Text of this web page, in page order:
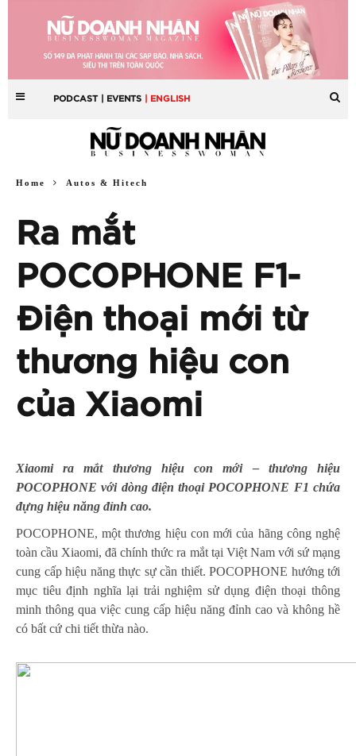
PODCAST | EVENTS | ENGLISH
Home Autos & Hitech
Ra mắt
POCOPHONE F1-
Điện thoại mới từ
thương hiệu con
của Xiaomi
Xiaomi ra mắt thương hiệu con mới – thương hiệu
POCOPHONE với dòng điện thoại POCOPHONE F1 chứa
đựng hiệu năng đỉnh cao.
POCOPHONE, một thương hiệu con mới của hãng công nghệ
toàn cầu Xiaomi, đã chính thức ra mắt tại Việt Nam với sứ mạng
cung cấp hiệu năng thực sự cần thiết. POCOPHONE hướng tới
mục tiêu định nghĩa lại trải nghiệm sử dụng điện thoại thông
minh thông qua việc cung cấp hiệu năng đỉnh cao và không hề
có bất cứ chi tiết thừa nào.